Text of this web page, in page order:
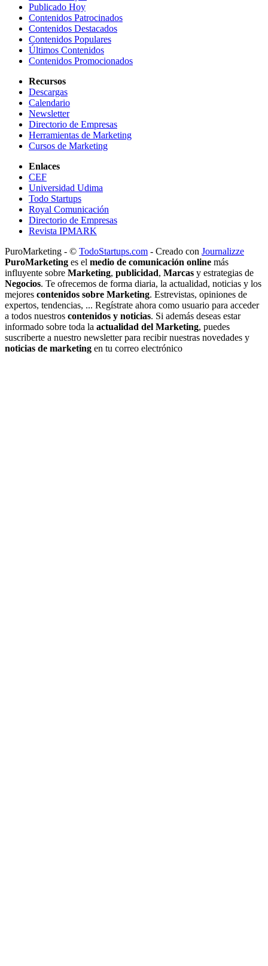
Publicado Hoy
Contenidos Patrocinados
Contenidos Destacados
Contenidos Populares
Últimos Contenidos
Contenidos Promocionados
Recursos
Descargas
Calendario
Newsletter
Directorio de Empresas
Herramientas de Marketing
Cursos de Marketing
Enlaces
CEF
Universidad Udima
Todo Startups
Royal Comunicación
Directorio de Empresas
Revista IPMARK
PuroMarketing - © TodoStartups.com - Creado con Journalizze
PuroMarketing es el medio de comunicación online más
influyente sobre Marketing, publicidad, Marcas y estrategias de
Negocios. Te ofrecemos de forma diaria, la actualidad, noticias y los
mejores contenidos sobre Marketing. Estrevistas, opiniones de
expertos, tendencias, ... Regístrate ahora como usuario para acceder
a todos nuestros contenidos y noticias. Si además deseas estar
informado sobre toda la actualidad del Marketing, puedes
suscriberte a nuestro newsletter para recibir nuestras novedades y
noticias de marketing en tu correo electrónico